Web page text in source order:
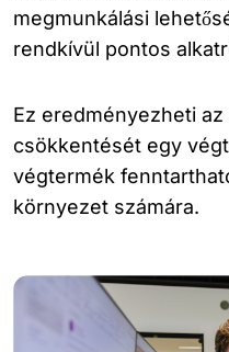
megmunkálási
rendkívül pontos
Ez eredményezheti
csökkentését egy
végtermék
környezet számára.